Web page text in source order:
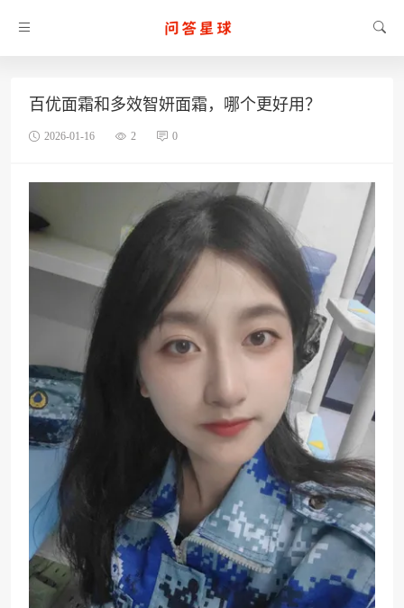
百优面霜和多效智妍面霜，哪个更好用？
2026-01-16 2 0